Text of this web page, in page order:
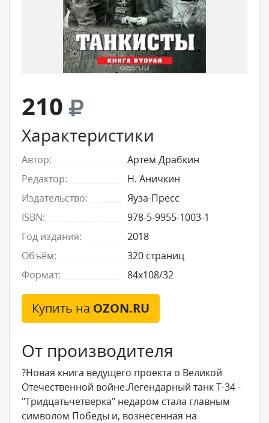
210
Характеристики
Автор:
Артем Драбкин
Редактор:
Н. Аничкин
Издательство:
Яуза-Пресс
ISBN:
978-5-9955-1003-1
Год издания:
2018
Объём:
320 страниц
Формат:
84x108/32
Купить на OZON.RU
От производителя
?Новая книга ведущего проекта о Великой
Отечественной войне.Легендарный танк Т-34 -
"Тридцатьчетверка" недаром стала главным
символом Победы и, вознесенная на